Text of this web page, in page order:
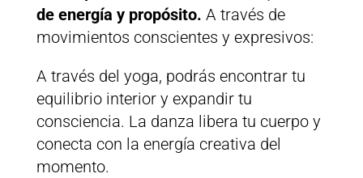
de energía y propósito. A través de
movimientos conscientes y expresivos:
A través del yoga, podrás encontrar tu
equilibrio interior y expandir tu
consciencia. La danza libera tu cuerpo y
conecta con la energía creativa del
momento.